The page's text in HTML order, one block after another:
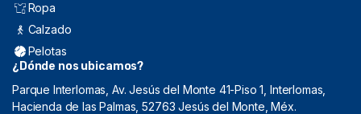
Ropa
Calzado
Pelotas
¿Dónde nos ubicamos?
Parque Interlomas, Av. Jesús del Monte 41-Piso 1, Interlomas,
Hacienda de las Palmas, 52763 Jesús del Monte, Méx.